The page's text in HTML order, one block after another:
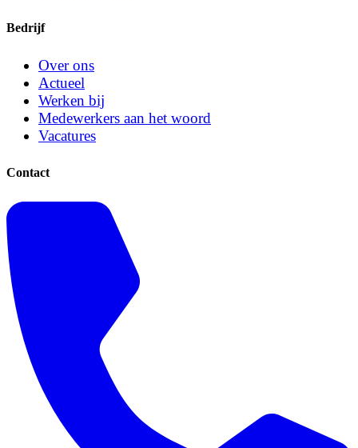
Bedrijf
Over ons
Actueel
Werken bij
Medewerkers aan het woord
Vacatures
Contact